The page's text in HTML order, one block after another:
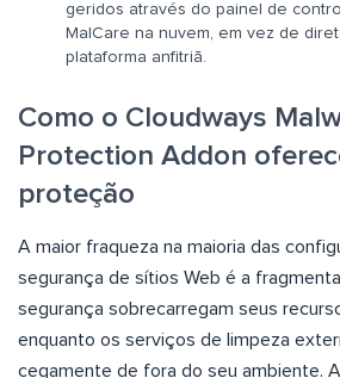
geridos através do painel de
MalCare na nuvem, em vez de
plataforma anfitriã.
Como o Cloudways
Protection Addon
proteção
A maior fraqueza na maioria das
segurança de sítios Web é a
segurança sobrecarregam seus
enquanto os serviços de limpeza
cegamente de fora do seu ambiente.